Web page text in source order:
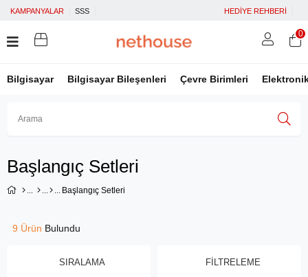
KAMPANYALAR SSS HEDİYE REHBERİ
Bilgisayar Bilgisayar Bileşenleri Çevre Birimleri
0
Başlangıç Setleri
Başlangıç Setleri
FILTRELEME
SIRALAMA
9 Ürün